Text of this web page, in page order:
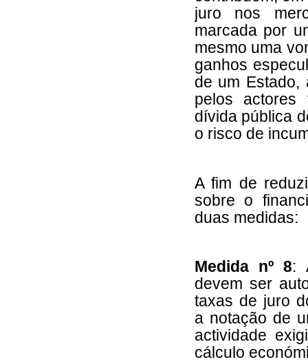
juro nos
marcada por
mesmo uma
ganhos
de um Estado,
pelos actores
dívida pública
o risco de
A fim de
sobre o
duas medidas:
Medida nº 8:
devem ser
taxas de juro
a notação de
actividade
cálculo